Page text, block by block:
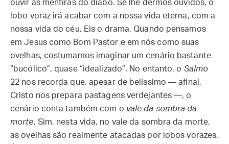
ouvir as mentiras do diabo. Se lhe dermos ouvidos, o
lobo voraz irá acabar com a nossa vida eterna, com a
nossa vida do céu. Eis o drama. Quando pensamos
em Jesus como Bom Pastor e em nós como suas
ovelhas, costumamos imaginar um cenário bastante
“bucólico”, quase “idealizado”. No entanto, o Salmo
22 nos recorda que, apesar de belíssimo — afinal,
Cristo nos prepara pastagens verdejantes —, o
cenário conta também com o vale da sombra da
morte. Sim, nesta vida, no vale da sombra da morte,
as ovelhas são realmente atacadas por lobos vorazes.